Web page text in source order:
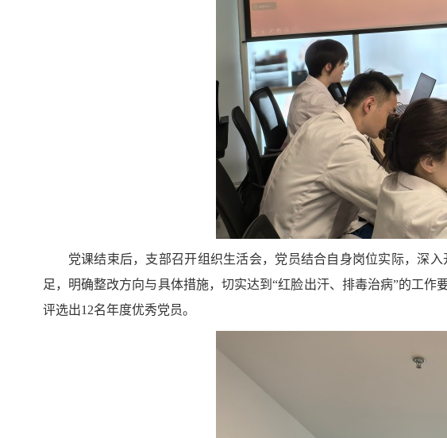
党课结束后，支部召开组织生活会，党员结合自身岗位实际，深
足，明确整改方向与具体措施，切实达到“红脸出汗、排毒治病”的工
评选出12名年度优秀党员。